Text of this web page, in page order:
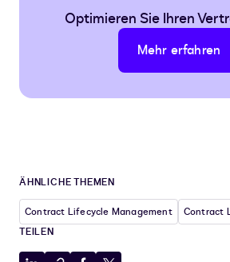
Optimieren Sie Ihren
Mehr erfahren
ÄHNLICHE THEMEN
Contract Lifecycle Management
Contract
TEILEN